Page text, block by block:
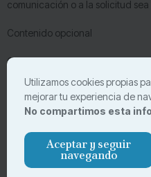
Utilizamos cookies propias
mejorar tu experiencia de
No compartimos esta
Aceptar y seguir
navegando
comunicación o a la solicitud sea
Contenido opcional
Cumplimiento del nivel AA
recomendadas del W3C.
Todas las páginas de este
Accesibilidado Principios
establecidas del W3C.
diseño visualse ha